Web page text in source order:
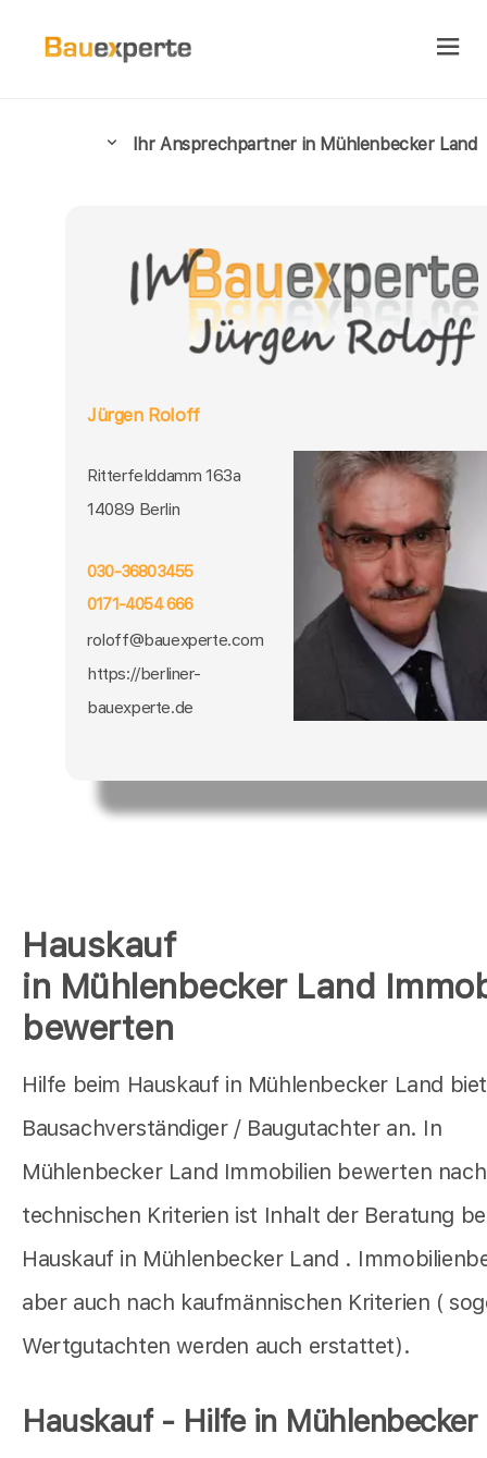
Hauskauf
in Mühlenbecker Land
bewerten
Hilfe beim Hauskauf in Mühlenbecker Land
Bausachverständiger / Baugutachter an. In
Mühlenbecker Land Immobilien bewerten nach
technischen Kriterien ist Inhalt der Beratung
Hauskauf in Mühlenbecker Land .
aber auch nach kaufmännischen Kriterien (
Wertgutachten werden auch erstattet).
Hauskauf - Hilfe in Mühlenbecker
Ihr Ansprechpartner in Mühlenbecker Land
Jürgen Roloff
Ritterfelddamm 163a
14089 Berlin
030-36803455
0171-4054 666
roloff@bauexperte.com
https://berliner-
bauexperte.de